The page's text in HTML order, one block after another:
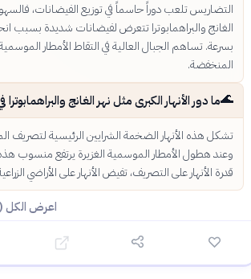
التضاريس تلعب دوراً حاسماً في توزيع الفيضانات،
الغانج والبراهمابوترا تتعرض لفيضانات شديدة بسبب
بسرعة. تساهم الجبال العالية في التقاط الأمطار
المنخفضة.
🌊ما دور الأنهار الكبرى مثل نهر الغانج
تشكل هذه الأنهار الضخمة الشرايين الرئيسية لتصريف
وعند هطول الأمطار الموسمية الغزيرة يرتفع منسوب هذه
قدرة الأنهار على التصريف، تفيض الأنهار على الأراضي
اعرض الكل (10) ←